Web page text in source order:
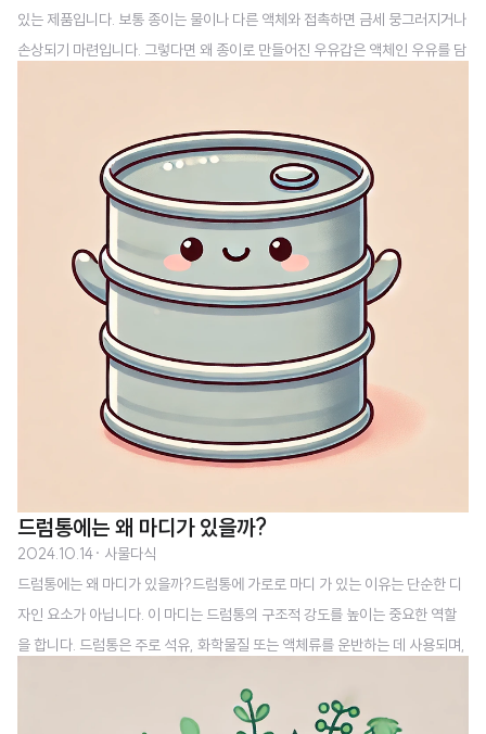
있는 제품입니다. 보통 종이는 물이나 다른 액체와 접촉하면 금세 뭉그러지거나
손상되기 마련입니다. 그렇다면 왜 종이로 만들어진 우유갑은 액체인 우유를 담
그러지지 않는 이유는 바로 '라미네이트 가공'이라는 방식 덕분입니다. 라미네
이트 가공은 종이 팩의 안쪽 면에 폴리에틸렌(Polyethylene)이라는 얇은 플라
스틱 층을 입히는 방식입니다. 이 폴리에틸렌 층 은 액체가 종이에 직접 닿는 것
을 방지해줍니다. 그래서 우유나 주스와 같은 액체를 오래도록 안전하게 담을
수 있습니다.라미네이..
드럼통에는 왜 마디가 있을까?
2024.10.14· 사물다식
드럼통에는 왜 마디가 있을까?드럼통에 가로로 마디 가 있는 이유는 단순한 디
자인 요소가 아닙니다. 이 마디는 드럼통의 구조적 강도를 높이는 중요한 역할
을 합니다. 드럼통은 주로 석유, 화학물질 또는 액체류를 운반하는 데 사용되며,
손상되면, 내부에 담긴 귀중한 물질이 새어나갈 위험 이 생깁니다. 이러한 문제